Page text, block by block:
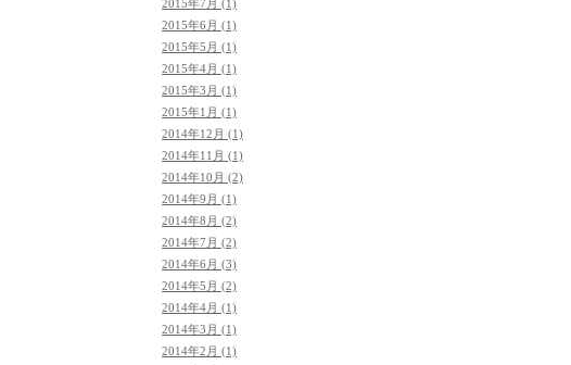
2015年7月 (1)
2015年6月 (1)
2015年5月 (1)
2015年4月 (1)
2015年3月 (1)
2015年1月 (1)
2014年12月 (1)
2014年11月 (1)
2014年10月 (2)
2014年9月 (1)
2014年8月 (2)
2014年7月 (2)
2014年6月 (3)
2014年5月 (2)
2014年4月 (1)
2014年3月 (1)
2014年2月 (1)